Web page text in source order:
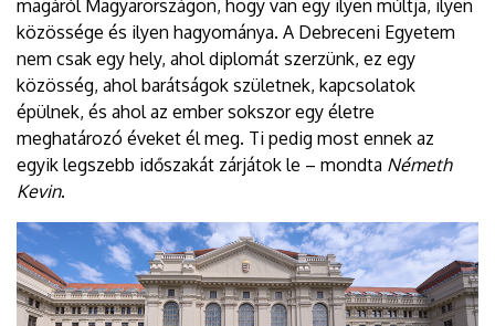
magáról Magyarországon, hogy van egy ilyen múltja, ilyen
közössége és ilyen hagyománya. A Debreceni Egyetem
nem csak egy hely, ahol diplomát szerzünk, ez egy
közösség, ahol barátságok születnek, kapcsolatok
épülnek, és ahol az ember sokszor egy életre
meghatározó éveket él meg. Ti pedig most ennek az
egyik legszebb időszakát zárjátok le – mondta Németh
Kevin.